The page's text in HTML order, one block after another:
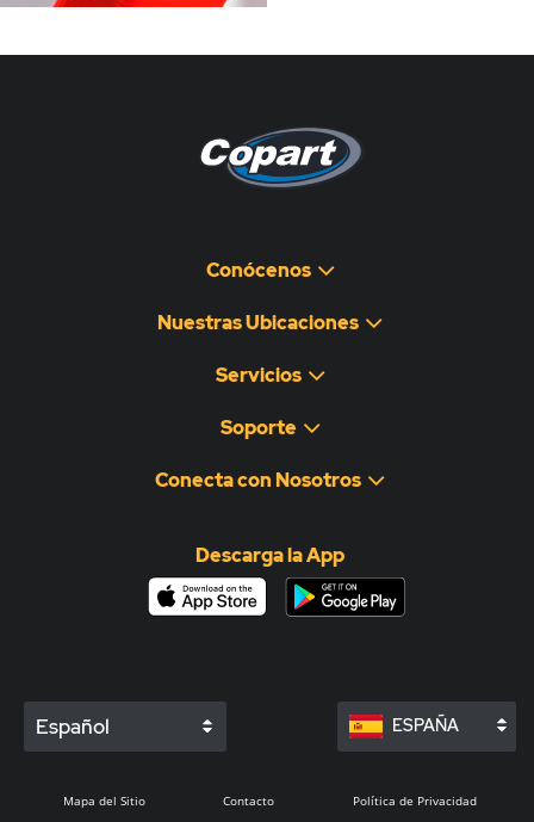
Conócenos
Nuestras Ubicaciones
Servicios
Soporte
Conecta con Nosotros
Descarga la App
Español ESPAÑA
Mapa del Sitio Contacto Política de Privacidad